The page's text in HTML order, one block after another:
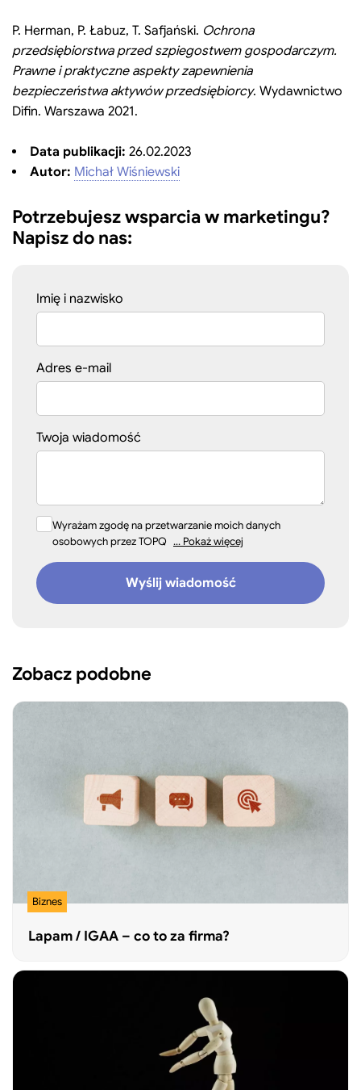
P. Herman, P. Łabuz, T. Safjański. Ochrona
przedsiębiorstwa przed szpiegostwem gospodarczym.
Prawne i praktyczne aspekty zapewnienia
bezpieczeństwa aktywów przedsiębiorcy. Wydawnictwo
Difin. Warszawa 2021.
Data publikacji: 26.02.2023
Autor: Michał Wiśniewski
Potrzebujesz wsparcia w marketingu?
Napisz do nas:
Imię i nazwisko
Adres e-mail
Twoja wiadomość
Wyrażam zgodę na przetwarzanie moich danych
osobowych przez TOPQ ... Pokaż więcej
Wyślij wiadomość
Zobacz podobne
Biznes
Lapam / IGAA – co to za firma?